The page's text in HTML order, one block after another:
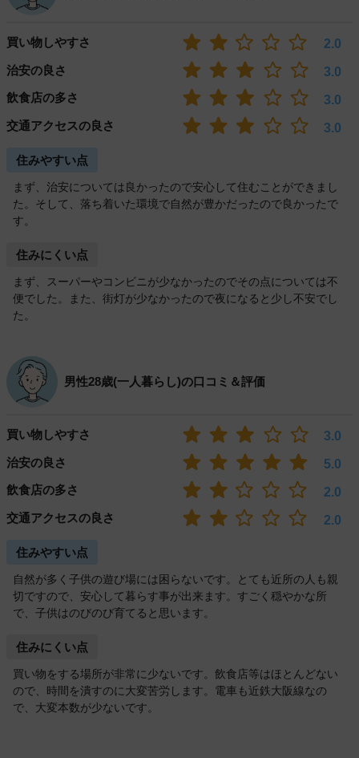
買い物しやすさ
2.0
治安の良さ
3.0
飲食店の多さ
3.0
交通アクセスの良さ
3.0
住みやすい点
まず、治安については良かったので安心して住むことができまし
た。そして、落ち着いた環境で自然が豊かだったので良かったで
す。
住みにくい点
まず、スーパーやコンビニが少なかったのでその点については不
便でした。また、街灯が少なかったので夜になると少し不安でし
た。
男性28歳(一人暮らし)の口コミ＆評価
買い物しやすさ
3.0
治安の良さ
5.0
飲食店の多さ
2.0
交通アクセスの良さ
2.0
住みやすい点
自然が多く子供の遊び場には困らないです。とても近所の人も親
切ですので、安心して暮らす事が出来ます。すごく穏やかな所
で、子供はのびのび育てると思います。
住みにくい点
買い物をする場所が非常に少ないです。飲食店等はほとんどない
ので、時間を潰すのに大変苦労します。電車も近鉄大阪線なの
で、大変本数が少ないです。